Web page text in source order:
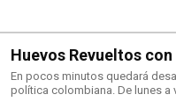
Huevos Revueltos
En pocos minutos quedará
política colombiana. De lunes a